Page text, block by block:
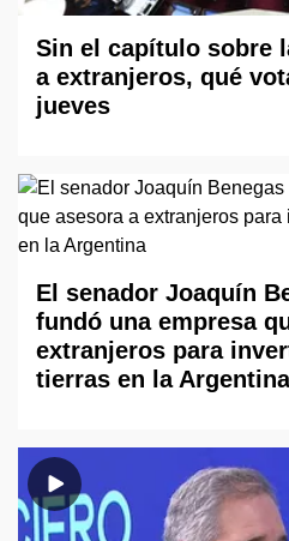
Sin el capítulo sobre
a extranjeros, qué
jueves
El senador Joaquín
fundó una empresa
extranjeros para
tierras en la Argentina